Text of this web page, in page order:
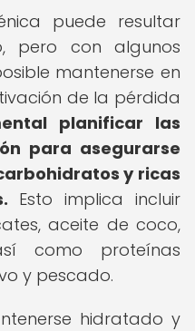
puede resultar
pero con algunos
mantenerse en
de la pérdida
planificar las
para asegurarse
y ricas
Esto implica incluir
aceite de coco,
como proteínas
y pescado.
hidratado y